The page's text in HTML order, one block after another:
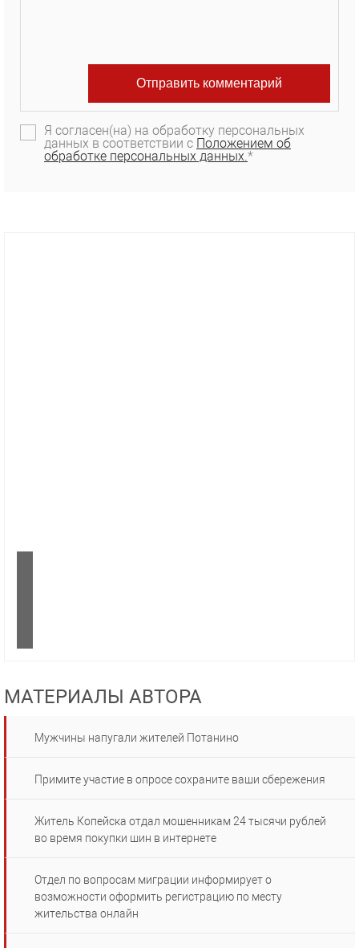
Я согласен(на) на обработку персональных
данных в соответствии с Положением об
обработке персональных данных.*
МАТЕРИАЛЫ АВТОРА
Мужчины напугали жителей Потанино
Примите участие в опросе сохраните ваши сбережения
Житель Копейска отдал мошенникам 24 тысячи рублей
во время покупки шин в интернете
Отдел по вопросам миграции информирует о
возможности оформить регистрацию по месту
жительства онлайн